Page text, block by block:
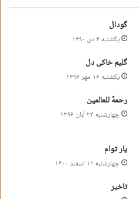
وحید محمدی
کپی آدرس کوتاه
گودال
یکشنبه ۴ دی ۱۳۹۰
گلیم خاکی دل
یکشنبه ۱۶ مهر ۱۳۹۶
رحمهٌ للعالمین
چهارشنبه ۲۴ آبان ۱۳۹۶
یار توام
چهارشنبه ۱۱ اسفند ۱۴۰۰
تاخیر